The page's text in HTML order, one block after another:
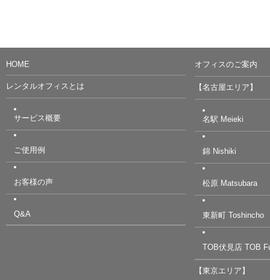
HOME
レンタルオフィスとは
サービス概要
ご使用例
お客様の声
Q&A
オフィスのご案内
【名古屋エリア】
名駅 Meieki
錦 Nishiki
松原 Matsubara
東新町 Toshincho
TOB伏見店 TOB
【東京エリア】